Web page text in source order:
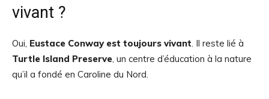
vivant ?
Oui, Eustace Conway est toujours vivant. Il reste lié à
Turtle Island Preserve, un centre d’éducation à la nature
qu’il a fondé en Caroline du Nord.